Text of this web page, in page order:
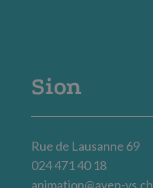
Sion
Rue de Lausanne 69
024 471 40 18
animation@avep-vs.ch